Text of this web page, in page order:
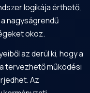
logikája érthető,
nagyságrendű
okoz.
az derül ki, hogy a
tervezhető működési
Az